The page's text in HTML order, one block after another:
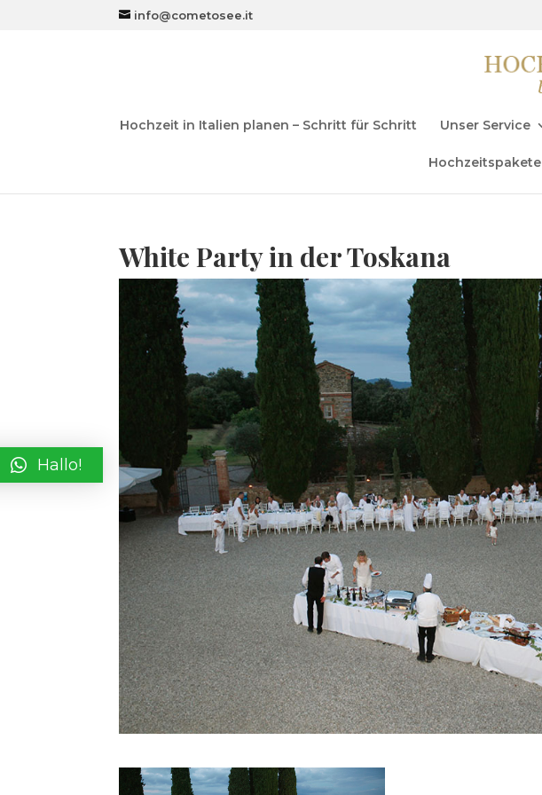
info@cometosee.it
Hochzeit in Italien planen – Schritt für Schritt Unser Service
Hochzeitspakete
White Party in der Toskana
Hallo!